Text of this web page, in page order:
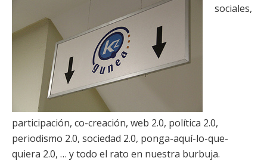
sociales,
participación, co-creación, web 2.0, política 2.0,
periodismo 2.0, sociedad 2.0, ponga-aquí-lo-que-
quiera 2.0, … y todo el rato en nuestra burbuja.